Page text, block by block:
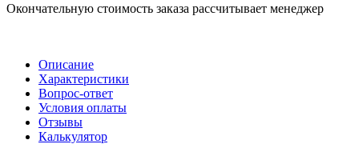
Окончательную стоимость заказа рассчитывает менеджер
Описание
Характеристики
Вопрос-ответ
Условия оплаты
Отзывы
Калькулятор